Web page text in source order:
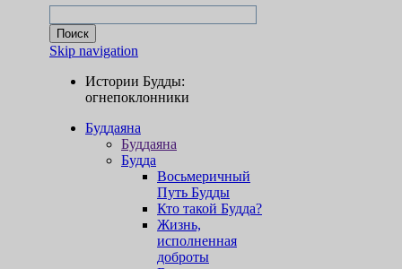
Skip navigation
Истории Будды:
огнепоклонники
Буддаяна
Буддаяна
Будда
Восьмеричный
Путь Будды
Кто такой Будда?
Жизнь,
исполненная
доброты